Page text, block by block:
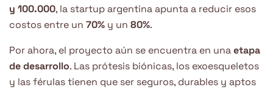
y 100.000, la startup argentina apunta a reducir esos
costos entre un 70% y un 80%.
Por ahora, el proyecto aún se encuentra en unaetapa
de desarrollo. Las prótesis biónicas, los exoesqueletos
y las férulas tienen que ser seguros, durables y aptos